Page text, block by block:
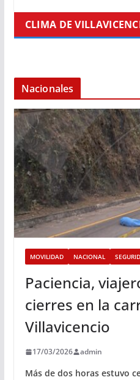
CLIMA DE
Nacionales
MOVILIDAD NACIONAL
Paciencia,
cierres en la
Villavicencio
17/03/2026 admin
Más de dos horas estuvo